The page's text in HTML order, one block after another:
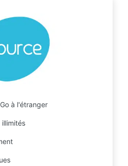
à l'étranger
illimités